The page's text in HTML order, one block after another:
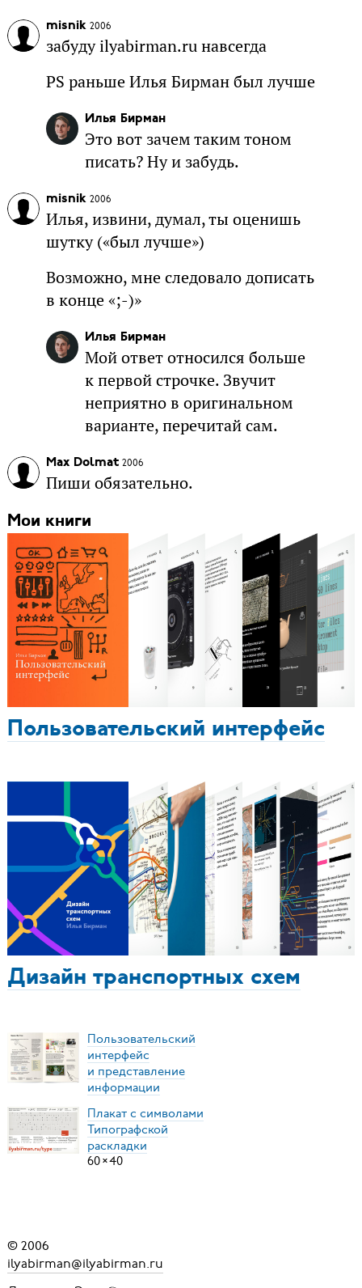
misnik 2006
забуду ilyabirman.ru навсегда
PS раньше Илья Бирман был лучше
Илья Бирман
Это вот зачем таким тоном
писать? Ну и забудь.
misnik 2006
Илья, извини, думал, ты оценишь
шутку («был лучше»)
Возможно, мне следовало дописать
в конце «;-)»
Илья Бирман
Мой ответ относился больше
к первой строчке. Звучит
неприятно в оригинальном
варианте, перечитай сам.
Max Dolmat 2006
Пиши обязательно.
Мои книги
Пользовательский интерфейс
Дизайн транспортных схем
Пользовательский
интерфейс
и представление
информации
Плакат с символами
Типографской
раскладки
60×40
© 2006
ilyabirman@ilyabirman.ru